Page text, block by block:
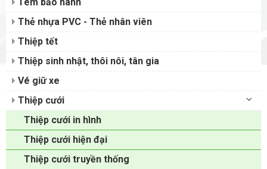
Thẻ nhựa PVC - Thẻ nhân viên
Thiệp tết
Thiệp sinh nhật, thôi nôi, tân gia
Vé giữ xe
Thiệp cưới
Thiệp cưới in hình
Thiệp cưới hiện đại
Thiệp cưới truyền thống